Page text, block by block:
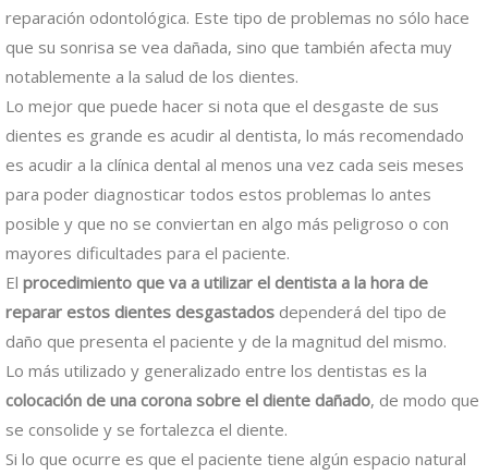
reparación odontológica. Este tipo de problemas no sólo hace
que su sonrisa se vea dañada, sino que también afecta muy
notablemente a la salud de los dientes.
Lo mejor que puede hacer si nota que el desgaste de sus
dientes es grande es acudir al dentista, lo más recomendado
es acudir a la clínica dental al menos una vez cada seis meses
para poder diagnosticar todos estos problemas lo antes
posible y que no se conviertan en algo más peligroso o con
mayores dificultades para el paciente.
El procedimiento que va a utilizar el dentista a la hora de
reparar estos dientes desgastados dependerá del tipo de
daño que presenta el paciente y de la magnitud del mismo.
Lo más utilizado y generalizado entre los dentistas es la
colocación de una corona sobre el diente dañado, de modo que
se consolide y se fortalezca el diente.
Si lo que ocurre es que el paciente tiene algún espacio natural